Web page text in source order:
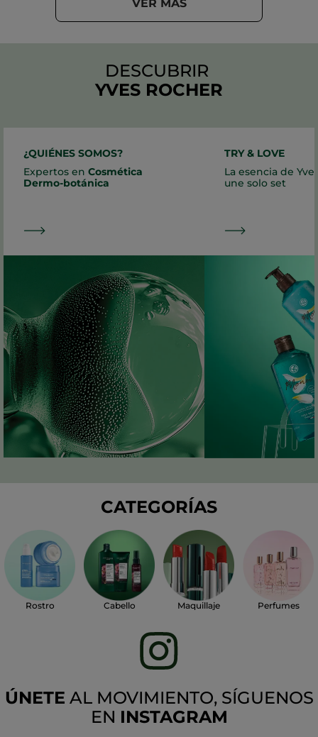
VER MÁS
DESCUBRIR
YVES ROCHER
¿QUIÉNES SOMOS?
Expertos en Cosmética
Dermo-botánica
TRY & LOVE
La esencia de
une solo set
CATEGORÍAS
Rostro Cabello Maquillaje Perfumes
ÚNETE AL MOVIMIENTO, SÍGUENOS
EN INSTAGRAM